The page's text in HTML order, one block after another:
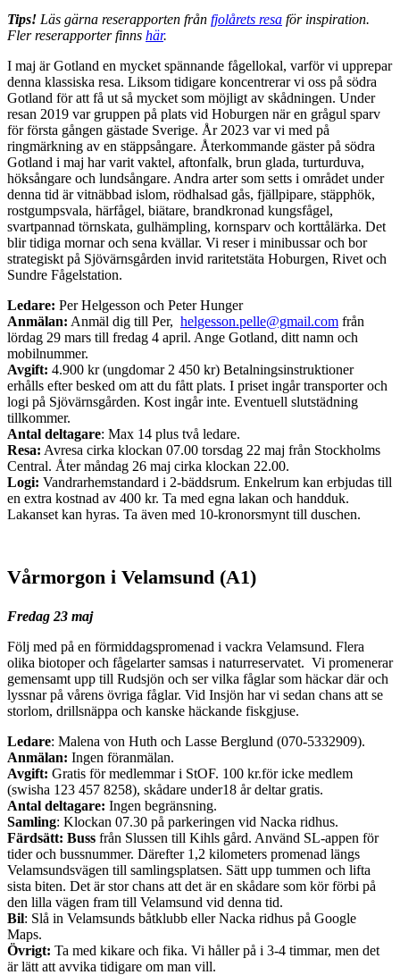
Tips! Läs gärna reserapporten från fjolårets resa för inspiration.
Fler reserapporter finns här.
I maj är Gotland en mycket spännande fågellokal, varför vi upprepar
denna klassiska resa. Liksom tidigare koncentrerar vi oss på södra
Gotland för att få ut så mycket som möjligt av skådningen. Under
resan 2019 var gruppen på plats vid Hoburgen när en grågul sparv
för första gången gästade Sverige. År 2023 var vi med på
ringmärkning av en stäppsångare. Återkommande gäster på södra
Gotland i maj har varit vaktel, aftonfalk, brun glada, turturduva,
höksångare och lundsångare. Andra arter som setts i området under
denna tid är vitnäbbad islom, rödhalsad gås, fjällpipare, stäpphök,
rostgumpsvala, härfågel, biätare, brandkronad kungsfågel,
svartpannad törnskata, gulhämpling, kornsparv och korttålärka. Det
blir tidiga mornar och sena kvällar. Vi reser i minibussar och bor
strategiskt på Sjövärnsgården invid raritetstäta Hoburgen, Rivet och
Sundre Fågelstation.
Ledare: Per Helgesson och Peter Hunger
Anmälan: Anmäl dig till Per, helgesson.pelle@gmail.com från
lördag 29 mars till fredag 4 april. Ange Gotland, ditt namn och
mobilnummer.
Avgift: 4.900 kr (ungdomar 2 450 kr) Betalningsinstruktioner
erhålls efter besked om att du fått plats. I priset ingår transporter och
logi på Sjövärnsgården. Kost ingår inte. Eventuell slutstädning
tillkommer.
Antal deltagare: Max 14 plus två ledare.
Resa: Avresa cirka klockan 07.00 torsdag 22 maj från Stockholms
Central. Åter måndag 26 maj cirka klockan 22.00.
Logi: Vandrarhemstandard i 2-bäddsrum. Enkelrum kan erbjudas till
en extra kostnad av 400 kr. Ta med egna lakan och handduk.
Lakanset kan hyras. Ta även med 10-kronorsmynt till duschen.
Vårmorgon i Velamsund (A1)
Fredag 23 maj
Följ med på en förmiddagspromenad i vackra Velamsund. Flera
olika biotoper och fågelarter samsas i naturreservatet. Vi promenerar
gemensamt upp till Rudsjön och ser vilka fåglar som häckar där och
lyssnar på vårens övriga fåglar. Vid Insjön har vi sedan chans att se
storlom, drillsnäppa och kanske häckande fiskgjuse.
Ledare: Malena von Huth och Lasse Berglund (070-5332909).
Anmälan: Ingen föranmälan.
Avgift: Gratis för medlemmar i StOF. 100 kr.för icke medlem
(swisha 123 457 8258), skådare under18 år deltar gratis.
Antal deltagare: Ingen begränsning.
Samling: Klockan 07.30 på parkeringen vid Nacka ridhus.
Färdsätt: Buss från Slussen till Kihls gård. Använd SL-appen för
tider och bussnummer. Därefter 1,2 kilometers promenad längs
Velamsundsvägen till samlingsplatsen. Sätt upp tummen och lifta
sista biten. Det är stor chans att det är en skådare som kör förbi på
den lilla vägen fram till Velamsund vid denna tid.
Bil: Slå in Velamsunds båtklubb eller Nacka ridhus på Google
Maps.
Övrigt: Ta med kikare och fika. Vi håller på i 3-4 timmar, men det
är lätt att avvika tidigare om man vill.